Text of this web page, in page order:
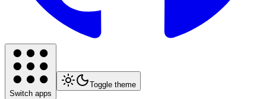
Switch apps
Toggle theme